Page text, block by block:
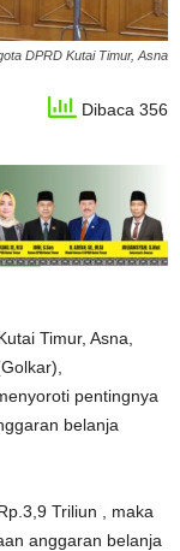
DPRD Kutai Timur, Asna
Dibaca 356
Timur, Asna,
pentingnya
belanja
Triliun , maka
anggaran belanja